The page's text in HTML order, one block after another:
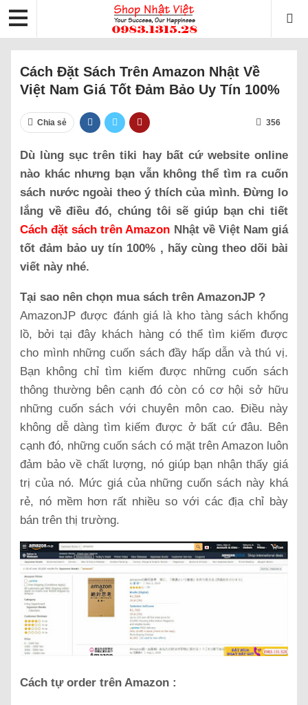
Cách Đặt Sách Trên Amazon Nhật Về
Việt Nam Giá Tốt Đảm Bảo Uy Tín 100%
Chia sẻ 356
Dù lùng sục trên tiki hay bất cứ website online
nào khác nhưng bạn vẫn không thể tìm ra cuốn
sách nước ngoài theo ý thích của mình. Đừng lo
lắng về điều đó, chúng tôi sẽ giúp bạn chi tiết
Cách đặt sách trên Amazon Nhật về Việt Nam giá
tốt đảm bảo uy tín 100% , hãy cùng theo dõi bài
viết này nhé.
Tại sao nên chọn mua sách trên AmazonJP ?
AmazonJP được đánh giá là kho tàng sách khổng
lồ, bởi tại đây khách hàng có thể tìm kiếm được
cho mình những cuốn sách đầy hấp dẫn và thú vị.
Bạn không chỉ tìm kiếm được những cuốn sách
thông thường bên cạnh đó còn có cơ hội sở hữu
những cuốn sách với chuyên môn cao. Điều này
không dễ dàng tìm kiếm được ở bất cứ đâu. Bên
cạnh đó, những cuốn sách có mặt trên Amazon luôn
đảm bảo về chất lượng, nó giúp bạn nhận thấy giá
trị của nó. Mức giá của những cuốn sách này khá
rẻ, nó mềm hơn rất nhiều so với các địa chỉ bày
bán trên thị trường.
Cách tự order trên Amazon :